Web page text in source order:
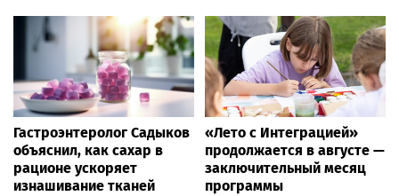
Гастроэнтеролог Садыков
объяснил, как сахар в
рационе ускоряет
изнашивание тканей
«Лето с Интеграцией»
продолжается в августе —
заключительный месяц
программы